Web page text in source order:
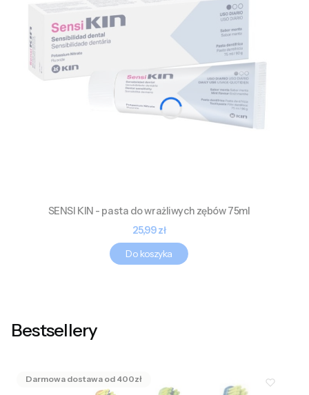
SENSI KIN - pasta do wrażliwych zębów 75ml
Cena
25,99 zł
Do koszyka
Bestsellery